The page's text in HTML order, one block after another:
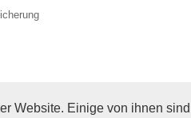
Website. Einige von ihnen sind